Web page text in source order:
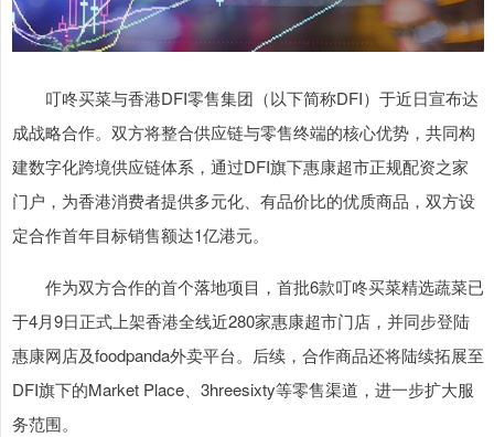
叮咚买菜与香港DFI零售集团（以下简称DFI）于近日宣布达
成战略合作。双方将整合供应链与零售终端的核心优势，共同构
建数字化跨境供应链体系，通过DFI旗下惠康超市正规配资之家
门户，为香港消费者提供多元化、有品价比的优质商品，双方设
定合作首年目标销售额达1亿港元。
作为双方合作的首个落地项目，首批6款叮咚买菜精选蔬菜已
于4月9日正式上架香港全线近280家惠康超市门店，并同步登陆
惠康网店及foodpanda外卖平台。后续，合作商品还将陆续拓展至
DFI旗下的Market Place、3hreesixty等零售渠道，进一步扩大服
务范围。